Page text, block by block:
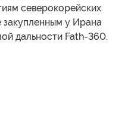
северокорейских
закупленным у Ирана
дальности Fath-360.